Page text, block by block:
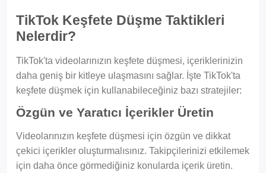
TikTok Keşfete Düşme Taktikleri
Nelerdir?
TikTok'ta videolarınızın keşfete düşmesi, içeriklerinizin
daha geniş bir kitleye ulaşmasını sağlar. İşte TikTok'ta
keşfete düşmek için kullanabileceğiniz bazı stratejiler:
Özgün ve Yaratıcı İçerikler Üretin
Videolarınızın keşfete düşmesi için özgün ve dikkat
çekici içerikler oluşturmalısınız. Takipçilerinizi etkilemek
için daha önce görmediğiniz konularda içerik üretin.